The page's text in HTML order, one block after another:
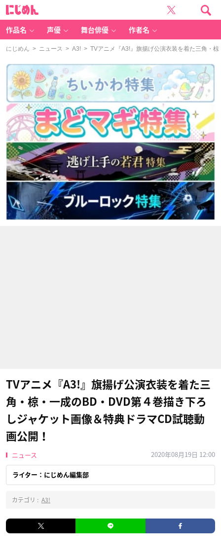
作品名 声優 舞台俳優 作者名
にじめん > ニュース > A3! > TVアニメ『A3!』旗揚げ公演衣装を着た三角・
TVアニメ『A3!』旗揚げ公演衣装を着た三
角・椋・一成のBD・DVD第４巻描き下ろ
しジャケット画像＆特典ドラマCD試聴動
画公開！
ニュース 2020年08月19日 12:00
ライター：にじめん編集部
カテゴリ : A3!